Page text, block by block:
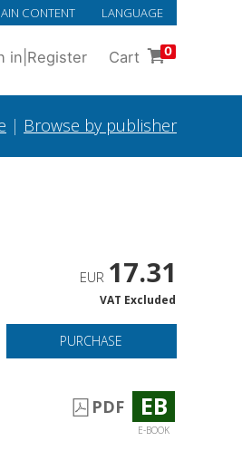
CONTENT LANGUAGE
in Register Cart 0
| Browse by publisher
EUR 17.31
VAT Excluded
PURCHASE
PDF EB
E-BOOK